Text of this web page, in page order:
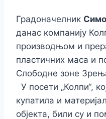
Градоначелник
данас компанију
производњом и
пластичних маса и
Слободне зоне
У посети „Колпи“,
купатила и
објекта, били су и